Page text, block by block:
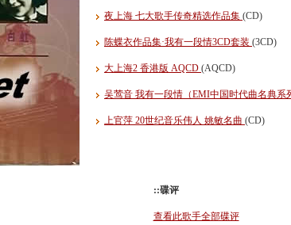
夜上海 七大歌手传奇精选作品集 (CD)
陈蝶衣作品集·我有一段情3CD套装 (3CD)
大上海2 香港版 AQCD (AQCD)
吴莺音 我有一段情（EMI中国时代曲名典系
上官萍 20世纪音乐伟人 姚敏名曲 (CD)
::碟评
查看此歌手全部碟评